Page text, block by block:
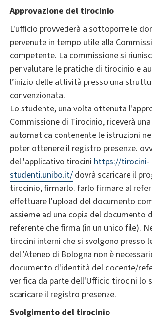
Approvazione del tirocinio
L'ufficio provvederà a sottoporre le
pervenute in tempo utile alla
competente. La commissione si
per valutare le pratiche di tirocinio e
l’inizio delle attività presso una
convenzionata.
Lo studente, una volta ottenuta
Commissione di Tirocinio, riceverà
automatica contenente le istruzioni
poter ottenere il registro presenze.
dell'applicativo tirocini https://tirocini-
studenti.unibo.it/ dovrà scaricare il
tirocinio, firmarlo. farlo firmare al
effettuare l'upload del documento
assieme ad una copia del documento
referente che firma (in un unico file).
tirocini interni che si svolgono presso
dell'Ateneo di Bologna non è
documento d'identità del docente/
verifica da parte dell'Ufficio tirocini lo
scaricare il registro presenze.
Svolgimento del tirocinio